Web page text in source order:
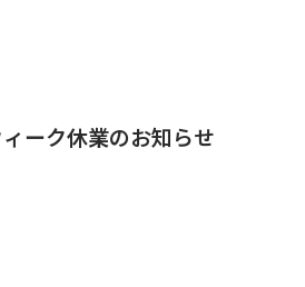
ーク休業のお知らせ